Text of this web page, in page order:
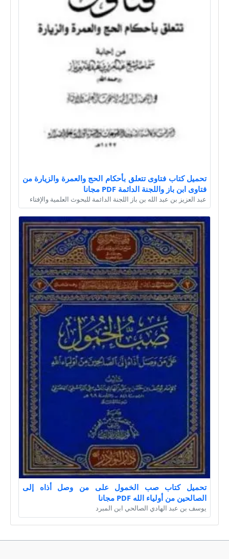
تحميل كتاب فتاوى تتعلق بأحكام الحج والعمرة والزيارة من
فتاوى ابن باز واللجنة الدائمة PDF مجانا
عبد العزيز بن عبد الله بن باز اللجنة الدائمة للبحوث العلمية والإفتاء
تحميل كتاب صب الخمول على من وصل أذاه إلى
الصالحين من أولياء الله PDF مجانا
يوسف بن عبد الهادي الصالحي ابن المبرد